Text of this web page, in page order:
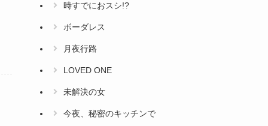
時すでにおスシ!?
ボーダレス
月夜行路
LOVED ONE
未解決の女
今夜、秘密のキッチンで